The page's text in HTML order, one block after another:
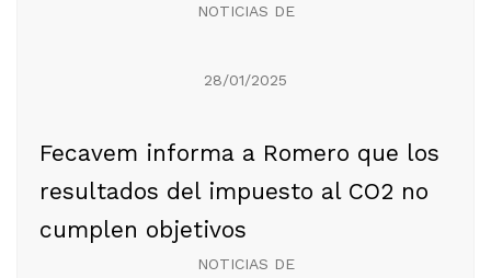
NOTICIAS DE
28/01/2025
Fecavem informa a Romero que los
resultados del impuesto al CO2 no
cumplen objetivos
NOTICIAS DE